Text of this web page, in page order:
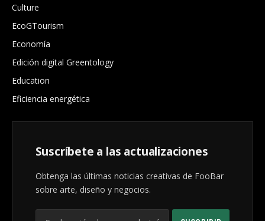
Culture
EcoGTourism
Economía
Edición digital Greentology
Education
Eficiencia energética
Suscríbete a las actualizaciones
Obtenga las últimas noticias creativas de FooBar
sobre arte, diseño y negocios.